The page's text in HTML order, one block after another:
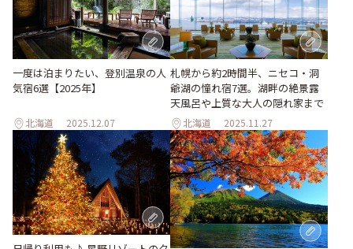
一度は泊まりたい、登別温泉の人
気宿6選【2025年】
北海道 2025.12.07
札幌から約2時間半、ニセコ・洞
爺湖の憧れ宿7選。湖畔の絶景露
天風呂や上質な大人の隠れ家まで
北海道 2025.11.27